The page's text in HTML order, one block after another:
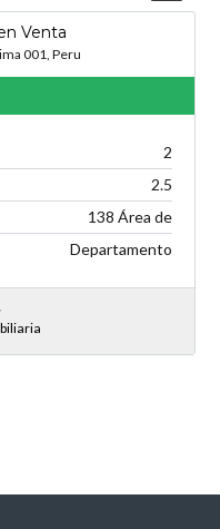
Venta
001, Peru
2
2.5
138 Área de
Departamento